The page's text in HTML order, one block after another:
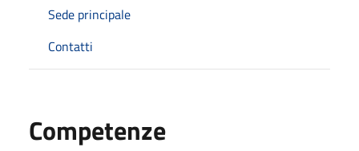
Sede principale
Contatti
Competenze